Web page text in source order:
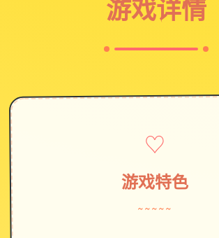
游戏详情
♡
游戏特色
~~~~~